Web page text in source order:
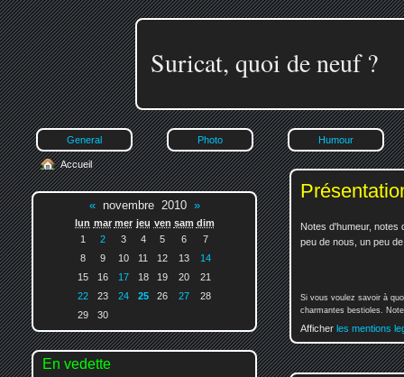
Suricat, quoi de neuf ?
General Photo Humour
Notes d'humeur, notes
peu de nous, un peu
Si vous voulez savoir à
charmantes bestioles.
Afficher les mentions
Accueil
«novembre 2010 »
lun mar mer jeu ven sam dim
1
2 3 4 5 6
7
8
9 10 11 12 13
14
15
16 17 18 19 20
21
22
23 24 25 26 27
28
29
30
En vedette